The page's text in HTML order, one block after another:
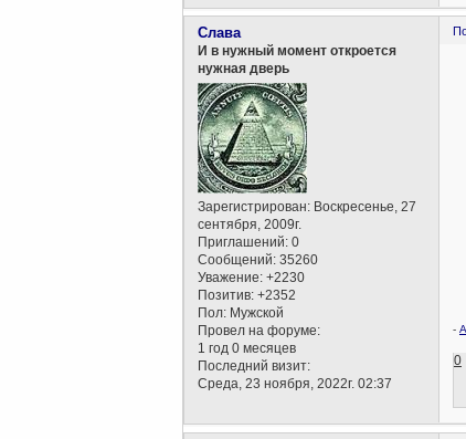
Слава
И в нужный момент откроется
нужная дверь
Зарегистрирован: Воскресенье, 27
сентября, 2009г.
Приглашений: 0
Сообщений: 35260
Уважение: +2230
Позитив: +2352
Пол: Мужской
Провел на форуме:
1 год 0 месяцев
Последний визит:
Среда, 23 ноября, 2022г. 02:37
-
0